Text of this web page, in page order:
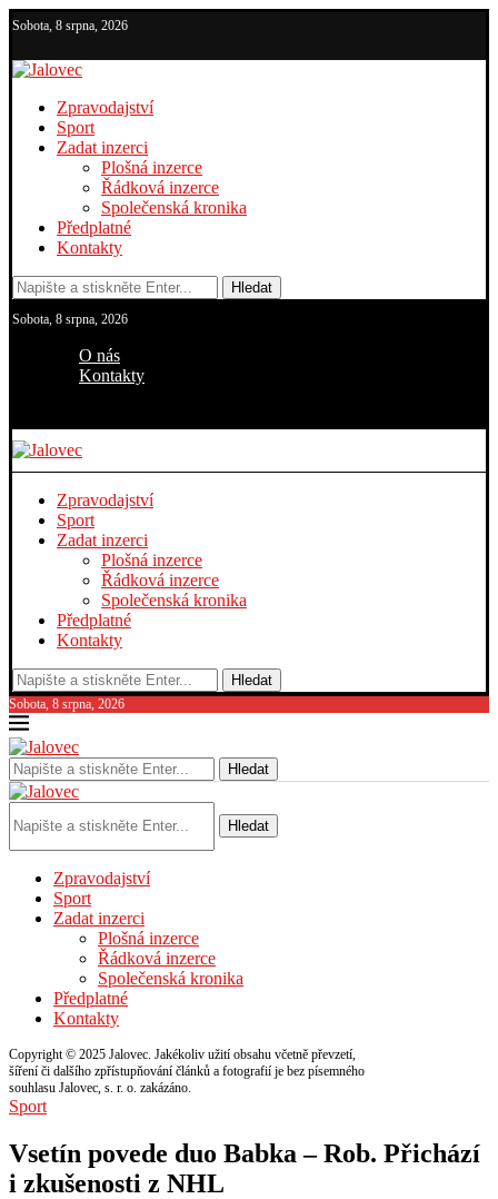
Sobota, 8 srpna, 2026
Zpravodajství
Sport
Zadat inzerci
Plošná inzerce
Řádková inzerce
Společenská kronika
Předplatné
Kontakty
Hledat
Sobota, 8 srpna, 2026
O nás
Kontakty
Zpravodajství
Sport
Zadat inzerci
Plošná inzerce
Řádková inzerce
Společenská kronika
Předplatné
Kontakty
Hledat
Sobota, 8 srpna, 2026
Hledat
Hledat
Zpravodajství
Sport
Zadat inzerci
Plošná inzerce
Řádková inzerce
Společenská kronika
Předplatné
Kontakty
Copyright © 2025 Jalovec. Jakékoliv užití obsahu včetně převzetí,
šíření či dalšího zpřístupňování článků a fotografií je bez písemného
souhlasu Jalovec, s. r. o. zakázáno.
Sport
Vsetín povede duo Babka – Rob. Přichází
i zkušenosti z NHL